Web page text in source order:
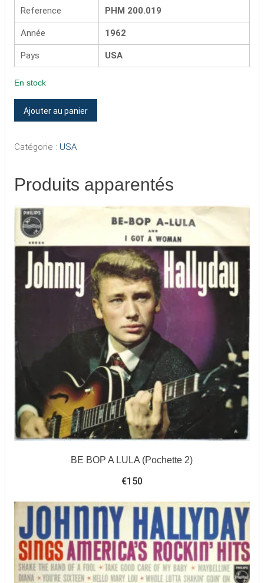
Reference PHM 200.019
Année 1962
Pays USA
En stock
quantité
de
AMERICA'S
HITS
Ajouter au panier
Catégorie : USA
Produits apparentés
BE BOP A LULA (Pochette 2)
€150